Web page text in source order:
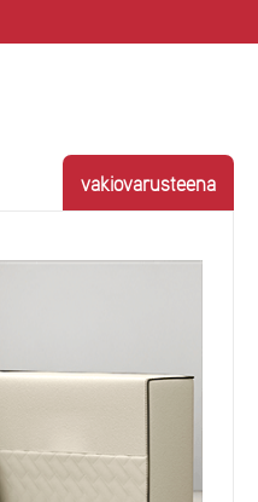
vakiovarusteena